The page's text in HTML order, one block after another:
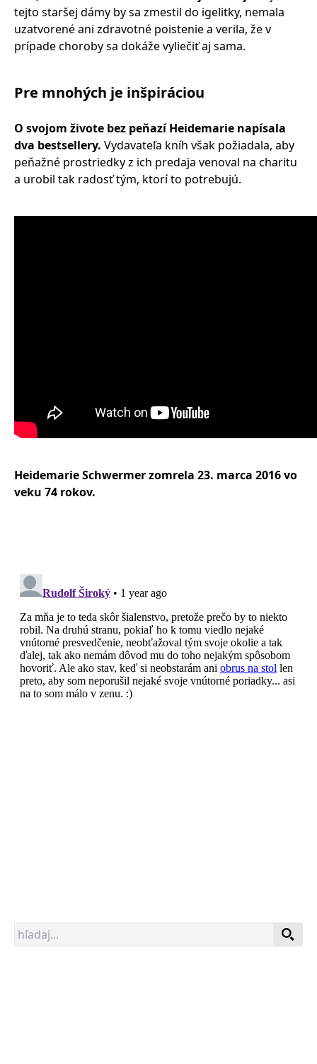
tejto staršej dámy by sa zmestil do igelitky, nemala
uzatvorené ani zdravotné poistenie a verila, že v
prípade choroby sa dokáže vyliečiť aj sama.
Pre mnohých je inšpiráciou
O svojom živote bez peňazí Heidemarie napísala
dva bestsellery. Vydavateľa kníh však požiadala, aby
peňažné prostriedky z ich predaja venoval na charitu
a urobil tak radosť tým, ktorí to potrebujú.
Heidemarie Schwermer zomrela 23. marca 2016 vo
veku 74 rokov.